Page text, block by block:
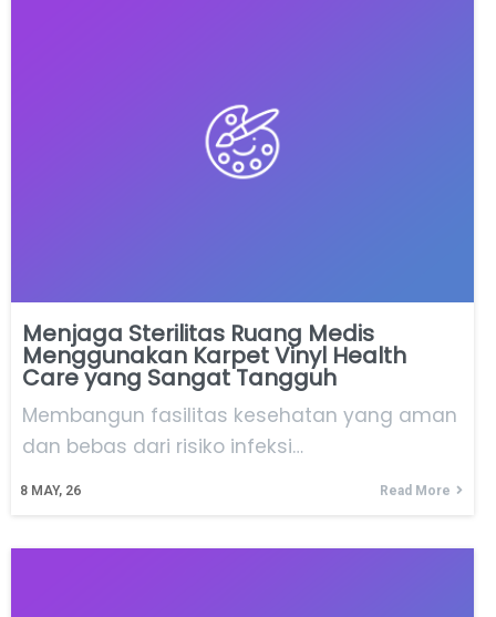
Menjaga Sterilitas Ruang Medis
Menggunakan Karpet Vinyl Health
Care yang Sangat Tangguh
8 MAY, 26
Membangun fasilitas kesehatan yang aman
dan bebas dari risiko infeksi…
Read More